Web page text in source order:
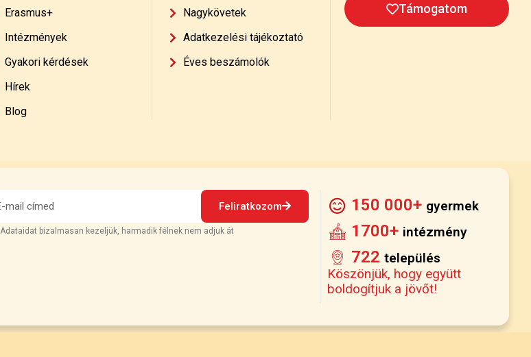
Erasmus+
Intézmények
Gyakori kérdések
Hírek
Blog
Nagykövetek
Adatkezelési tájékoztató
Éves beszámolók
Támogatom
Feliratkozom
Adataidat bizalmasan kezeljük, harmadik félnek nem adjuk át
150 000+ gyermek
1700+ intézmény
722 település
Köszönjük, hogy együtt
boldogítjuk a jövőt!